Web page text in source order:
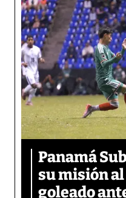
Panamá
su misión
goleado